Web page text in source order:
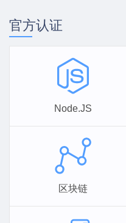
官方认证
Node.JS
区块链